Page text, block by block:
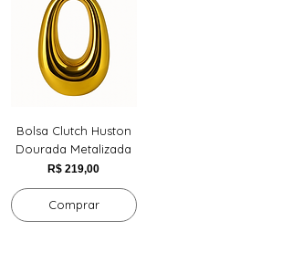
Bolsa Clutch Huston
Dourada Metalizada
Preço
R$ 219,00
Comprar